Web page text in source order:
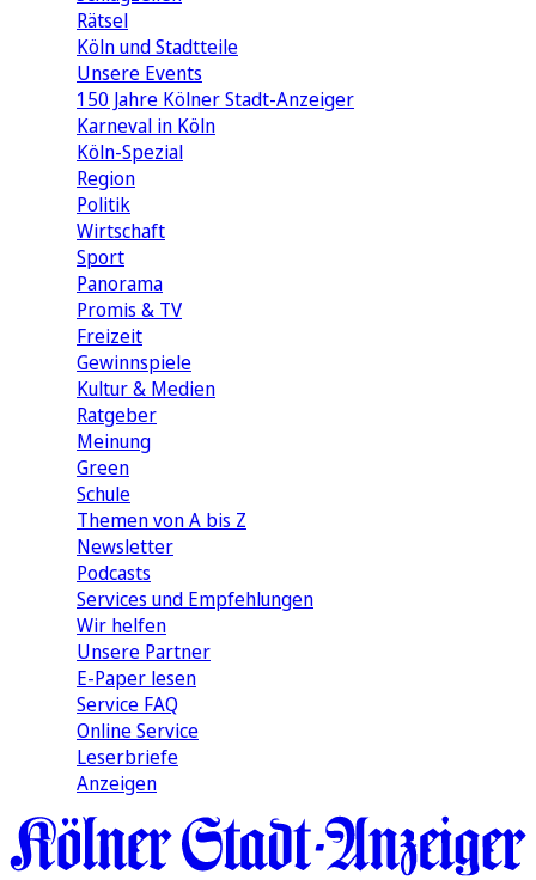
Rätsel
Köln und Stadtteile
Unsere Events
150 Jahre Kölner Stadt-Anzeiger
Karneval in Köln
Köln-Spezial
Region
Politik
Wirtschaft
Sport
Panorama
Promis & TV
Freizeit
Gewinnspiele
Kultur & Medien
Ratgeber
Meinung
Green
Schule
Themen von A bis Z
Newsletter
Podcasts
Services und Empfehlungen
Wir helfen
Unsere Partner
E-Paper lesen
Service FAQ
Online Service
Leserbriefe
Anzeigen